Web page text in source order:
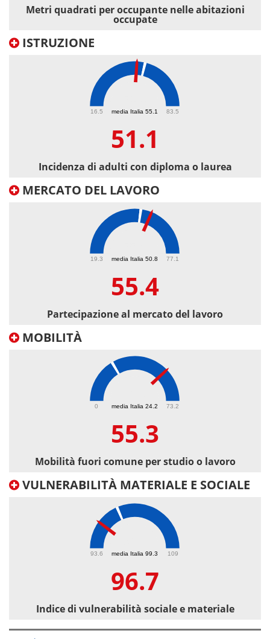
Metri quadrati per occupante nelle abitazioni
occupate
ISTRUZIONE
media Italia 55.1
16.5 83.5
51.1
Incidenza di adulti con diploma o laurea
MERCATO DEL LAVORO
media Italia 50.8
19.3 77.1
55.4
Partecipazione al mercato del lavoro
MOBILITÀ
media Italia 24.2
0 73.2
55.3
Mobilità fuori comune per studio o lavoro
VULNERABILITÀ MATERIALE E SOCIALE
media Italia 99.3
93.6 109
96.7
Indice di vulnerabilità sociale e materiale